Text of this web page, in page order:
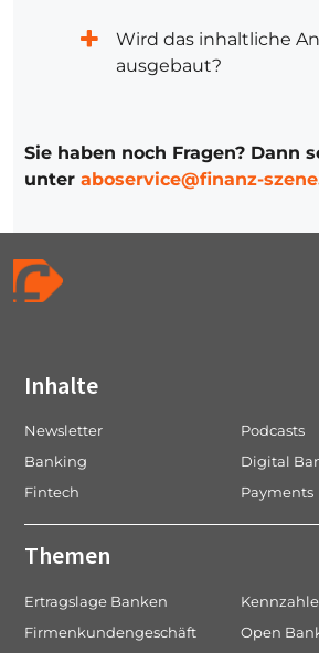
Wird das inhaltliche
ausgebaut?
Sie haben noch Fragen? Dann
unter aboservice@finanz-
Inhalte
Newsletter
Podcasts
Banking
Digital
Fintech
Payments
Themen
Ertragslage Banken
Firmenkundengeschäft
Open